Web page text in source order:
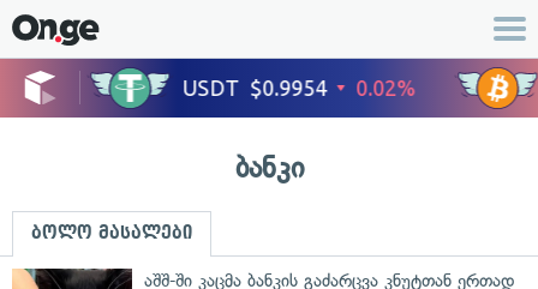
ბანკი
ბოლო მასალები
აშშ-ში კაცმა ბანკის გაძარცვა კნუტთან ერთად